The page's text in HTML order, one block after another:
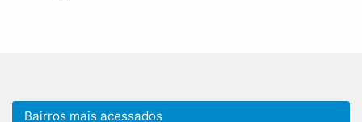
Bairros mais acessados